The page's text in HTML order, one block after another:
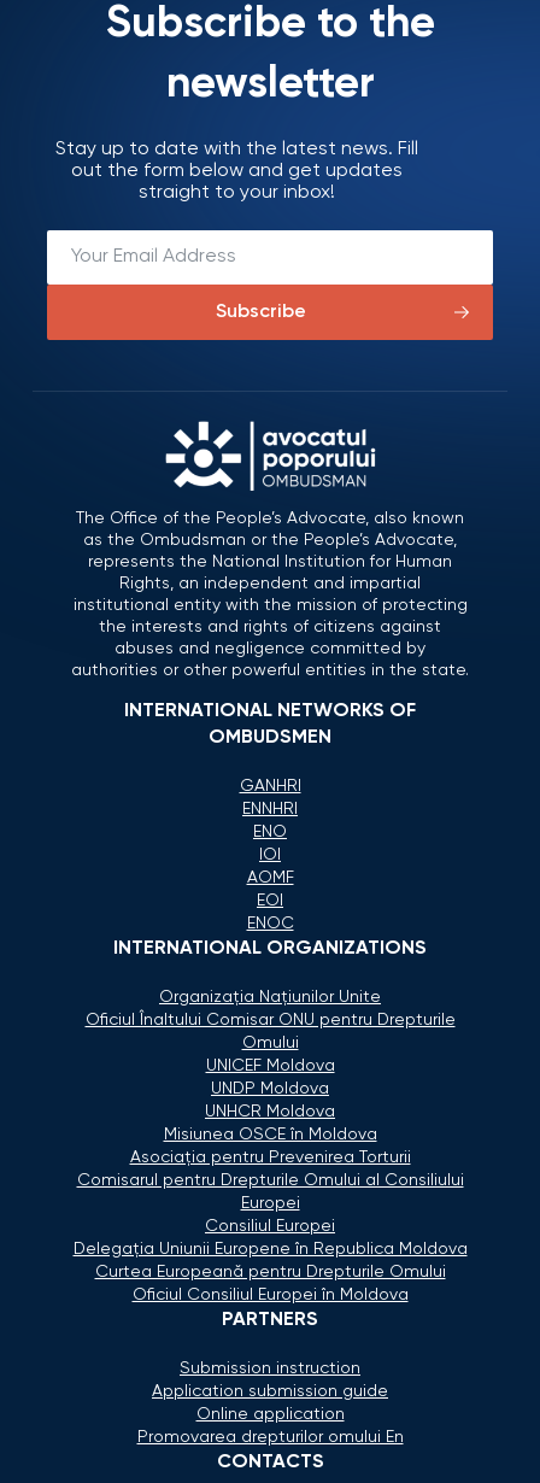
Subscribe to the
newsletter
Stay up to date with the latest news. Fill
out the form below and get updates
straight to your inbox!
Subscribe
The Office of the People’s Advocate, also known
as the Ombudsman or the People’s Advocate,
represents the National Institution for Human
Rights, an independent and impartial
institutional entity with the mission of protecting
the interests and rights of citizens against
abuses and negligence committed by
authorities or other powerful entities in the state.
INTERNATIONAL NETWORKS OF
OMBUDSMEN
GANHRI
ENNHRI
ENO
IOI
AOMF
EOI
ENOC
INTERNATIONAL ORGANIZATIONS
Organizaţia Naţiunilor Unite
Oficiul Înaltului Comisar ONU pentru Drepturile
Omului
UNICEF Moldova
UNDP Moldova
UNHCR Moldova
Misiunea OSCE în Moldova
Asociaţia pentru Prevenirea Torturii
Comisarul pentru Drepturile Omului al Consiliului
Europei
Consiliul Europei
Delegaţia Uniunii Europene în Republica Moldova
Curtea Europeană pentru Drepturile Omului
Oficiul Consiliul Europei în Moldova
PARTNERS
Submission instruction
Application submission guide
Online application
Promovarea drepturilor omului En
CONTACTS